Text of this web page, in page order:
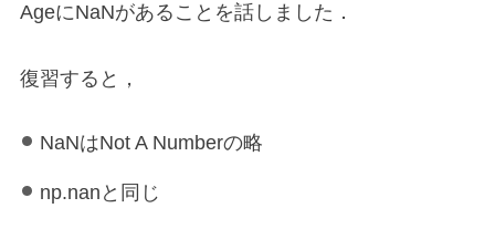
AgeにNaNがあることを話しました．
復習すると，
NaNはNot A Numberの略
np.nanと同じ